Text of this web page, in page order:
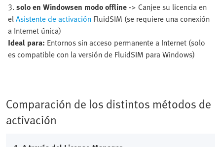
3. solo en Windowsen modo offline -> Canjee su licencia en
elAsistente de activación FluidSIM (se requiere una conexión
a Internet única)
Ideal para: Entornos sin acceso permanente a Internet (solo
es compatible con la versión de FluidSIM para Windows)
Comparación de los distintos métodos de
activación